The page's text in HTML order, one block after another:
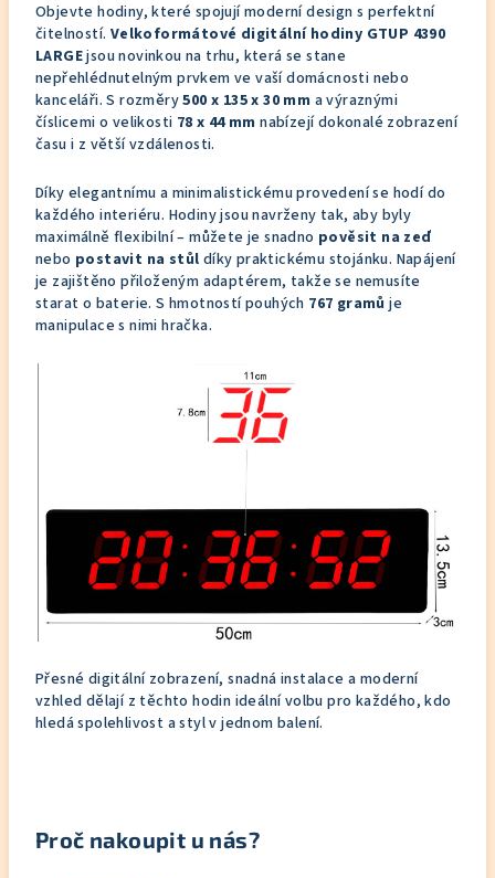
Objevte hodiny, které spojují moderní design s perfektní
čitelností. Velkoformátové digitální hodiny GTUP 4390
LARGEjsou novinkou na trhu, která se stane
nepřehlédnutelným prvkem ve vaší domácnosti nebo
kanceláři. S rozměry500 x 135 x 30 mm a výraznými
číslicemi o velikosti 78 x 44 mm nabízejí dokonalé zobrazení
času i z větší vzdálenosti.
Díky elegantnímu a minimalistickému provedení se hodí do
každého interiéru. Hodiny jsou navrženy tak, aby byly
maximálně flexibilní – můžete je snadno pověsit na zeď
nebo postavit na stůl díky praktickému stojánku. Napájení
je zajištěno přiloženým adaptérem, takže se nemusíte
starat o baterie. S hmotností pouhých 767 gramů je
manipulace s nimi hračka.
Přesné digitální zobrazení, snadná instalace a moderní
vzhled dělají z těchto hodin ideální volbu pro každého, kdo
hledá spolehlivost a styl v jednom balení.
Proč nakoupit u nás?